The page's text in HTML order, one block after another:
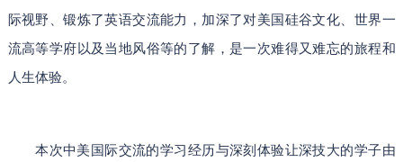
际视野、锻炼了英语交流能力，加深了对美国硅谷文化、世界一
流高等学府以及当地风俗等的了解，是一次难得又难忘的旅程和
人生体验。
本次中美国际交流的学习经历与深刻体验让深技大的学子由